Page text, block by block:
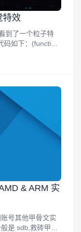
特效
到了一个粒子特
如下：(function
& ARM 实
号其他甲骨文实
是 sdb,救砖甲骨